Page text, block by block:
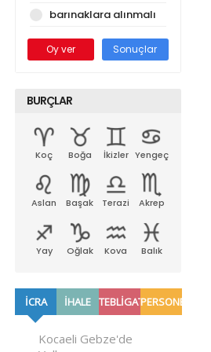
barınaklara alınmalı
Oy ver Sonuçlar
BURÇLAR
Koç Boğa İkizler Yengeç
Aslan Başak Terazi Akrep
Yay Oğlak Kova Balık